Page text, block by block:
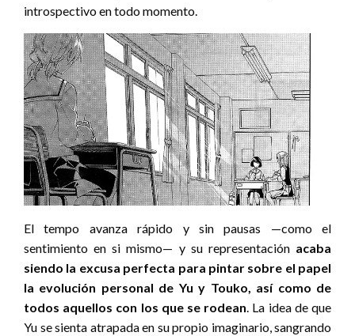
introspectivo en todo momento.
El tempo avanza rápido y sin pausas —como el
sentimiento en si mismo— y su representación acaba
siendo la excusa perfecta para pintar sobre el papel
la evolución personal de Yu y Touko, así como de
todos aquellos con los que se rodean. La idea de que
Yu se sienta atrapada en su propio imaginario, sangrando